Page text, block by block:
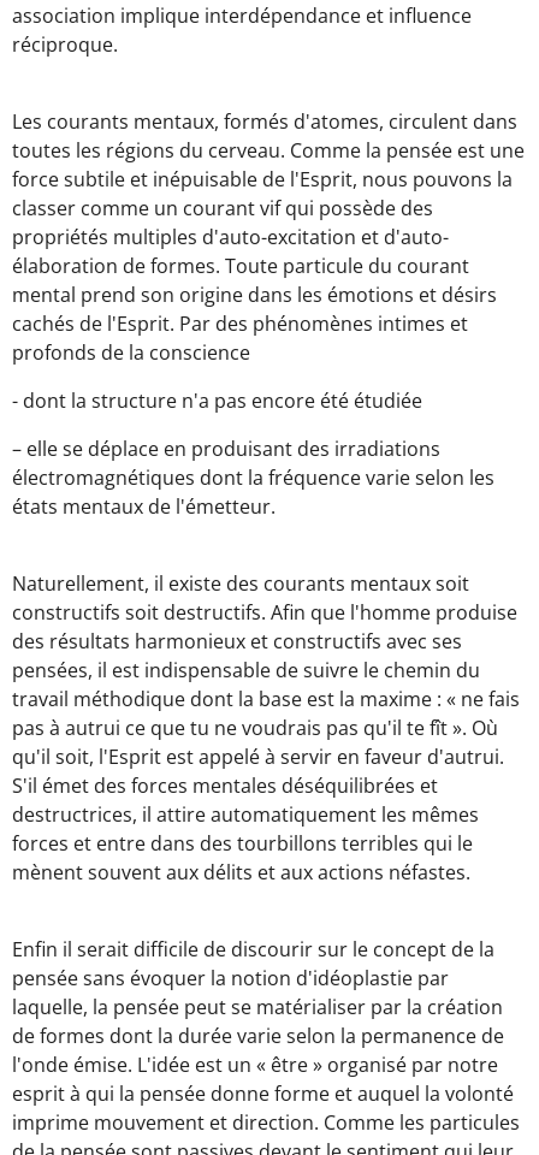
association implique interdépendance et influence
réciproque.
Les courants mentaux, formés d'atomes, circulent dans
toutes les régions du cerveau. Comme la pensée est une
force subtile et inépuisable de l'Esprit, nous pouvons la
classer comme un courant vif qui possède des
propriétés multiples d'auto-excitation et d'auto-
élaboration de formes. Toute particule du courant
mental prend son origine dans les émotions et désirs
cachés de l'Esprit. Par des phénomènes intimes et
profonds de la conscience
- dont la structure n'a pas encore été étudiée
– elle se déplace en produisant des irradiations
électromagnétiques dont la fréquence varie selon les
états mentaux de l'émetteur.
Naturellement, il existe des courants mentaux soit
constructifs soit destructifs. Afin que l'homme produise
des résultats harmonieux et constructifs avec ses
pensées, il est indispensable de suivre le chemin du
travail méthodique dont la base est la maxime : « ne fais
pas à autrui ce que tu ne voudrais pas qu'il te fît ». Où
qu'il soit, l'Esprit est appelé à servir en faveur d'autrui.
S'il émet des forces mentales déséquilibrées et
destructrices, il attire automatiquement les mêmes
forces et entre dans des tourbillons terribles qui le
mènent souvent aux délits et aux actions néfastes.
Enfin il serait difficile de discourir sur le concept de la
pensée sans évoquer la notion d'idéoplastie par
laquelle, la pensée peut se matérialiser par la création
de formes dont la durée varie selon la permanence de
l'onde émise. L'idée est un « être » organisé par notre
esprit à qui la pensée donne forme et auquel la volonté
imprime mouvement et direction. Comme les particules